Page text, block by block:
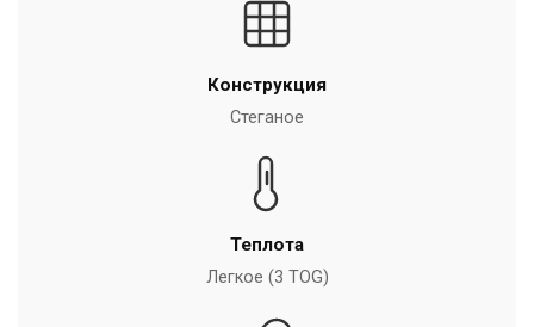
Конструкция
Стеганое
Теплота
Легкое (3 TOG)